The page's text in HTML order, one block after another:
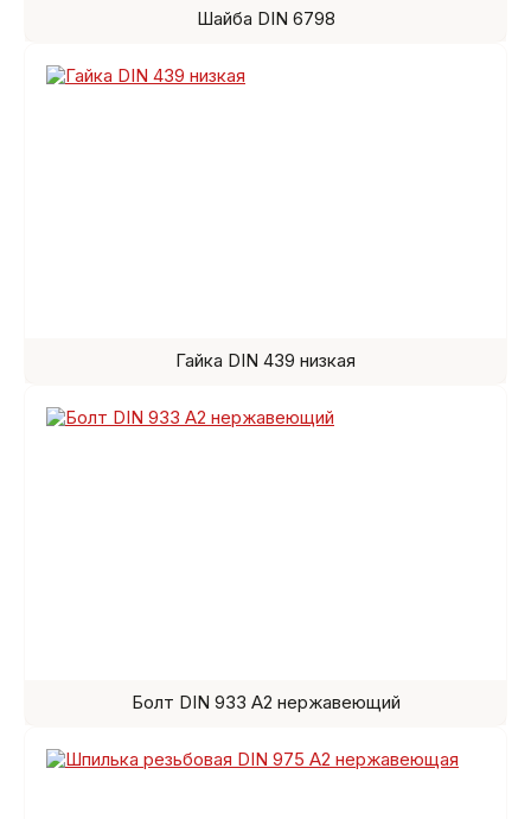
Шайба DIN 6798
Гайка DIN 439 низкая
Болт DIN 933 A2 нержавеющий